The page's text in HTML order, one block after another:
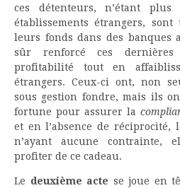
ces détenteurs, n’étant plus
établissements étrangers,
leurs fonds dans des banques
sûr renforcé ces
profitabilité tout en
étrangers. Ceux-ci ont, non
sous gestion fondre, mais ils
fortune pour assurer la
et en l’absence de réciprocité,
n’ayant aucune contrainte,
profiter de ce cadeau.
Le deuxième acte se joue en